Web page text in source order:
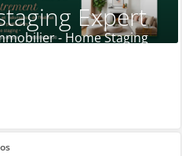
Expert
- Home Staging